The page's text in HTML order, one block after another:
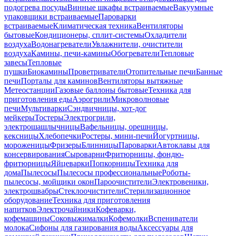
подогрева посудыВинные шкафы встраиваемыеВакуумные
упаковщики встраиваемыеПароварки
встраиваемыеКлиматическая техникаВентиляторы
бытовыеКондиционеры, сплит-системыОхладители
воздухаВодонагревателиУвлажнители, очистители
воздухаКамины, печи-каминыОбогревателиТепловые
завесыТепловые
пушкиБиокаминыПроветривателиОтопительные печиБанные
печиПорталы для каминовВентиляторы вытяжные
МетеостанцииГазовые баллоны бытовыеТехника для
приготовления едыАэрогрилиМикроволновые
печиМультиваркиСэндвичницы, хот-дог
мейкерыТостерыЭлектрогрили,
электрошашлычницыВафельницы, орешницы,
кексницыХлебопечкиРостеры, мини-печиЙогуртницы,
мороженицыФризерыБлинницыПароваркиАвтоклавы для
консервированияСыроварниФритюрницы, фондю-
фритюрницыЯйцеваркиПопкорницыТехника для
домаПылесосыПылесосы профессиональныеРоботы-
пылесосы, мойщики оконПароочистителиЭлектровеники,
электрошвабрыСтеклоочистителиСтерилизационное
оборудованиеТехника для приготовления
напитковЭлектрочайникиКофеварки,
кофемашиныСоковыжималкиКофемолкиВспениватели
молокаСифоны для газирования водыАксессуары для